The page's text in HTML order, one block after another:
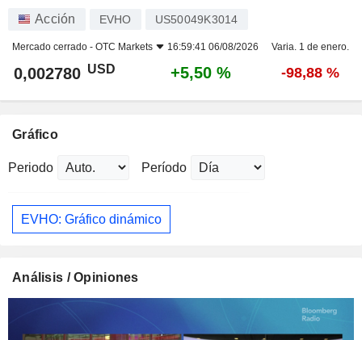
Acción EVHO US50049K3014
Mercado cerrado - OTC Markets 16:59:41 06/08/2026 Varia. 1 de enero.
0,002780 USD +5,50 % -98,88 %
Gráfico
Periodo Período
EVHO: Gráfico dinámico
Análisis / Opiniones